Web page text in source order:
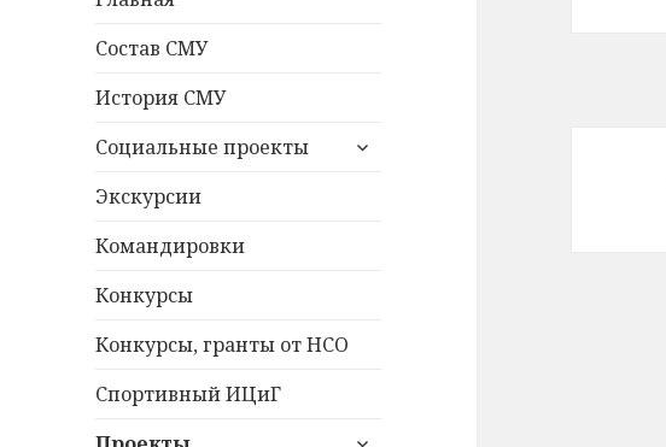
Состав СМУ
История СМУ
Социальные проекты
раскрыть
Экскурсии
Командировки
Конкурсы
Конкурсы, гранты от НСО
Спортивный ИЦиГ
раскрыть